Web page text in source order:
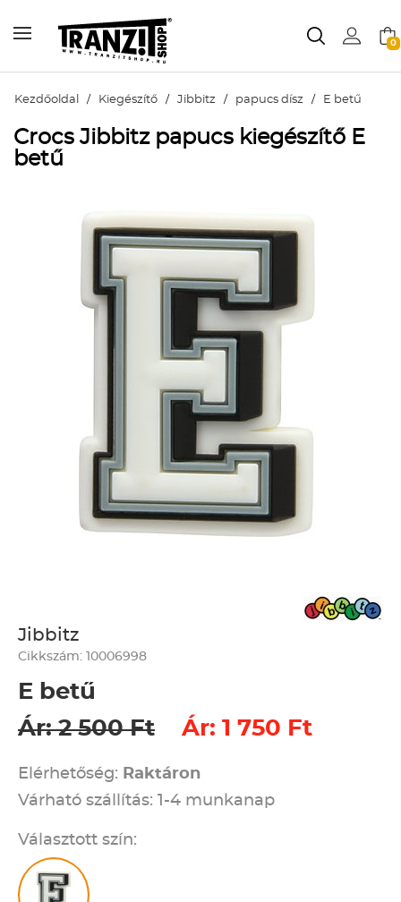
0
Kezdőoldal / Kiegészítő / Jibbitz / papucs dísz / E betű
Crocs Jibbitz papucs kiegészítő E
betű
Jibbitz
Cikkszám: 10006998
E betű
Ár: 2 500 Ft
Ár: 1 750 Ft
Elérhetőség: Raktáron
Várható szállítás: 1-4 munkanap
Választott szín: